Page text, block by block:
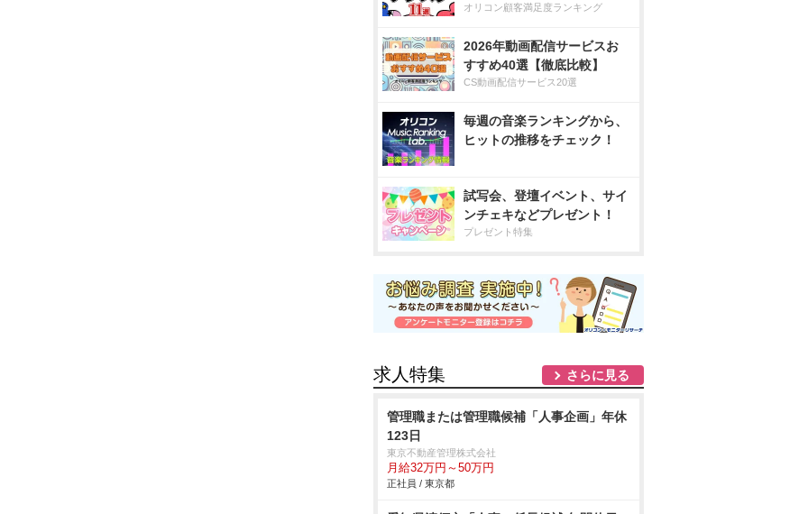
オリコン顧客満足度ランキング
2026年動画配信サービスお
すすめ40選【徹底比較】
CS動画配信サービス20選
毎週の音楽ランキングから、
ヒットの推移をチェック！
試写会、登壇イベント、サイ
ンチェキなどプレゼント！
プレゼント特集
求人特集 さらに見る
管理職または管理職候補「人事企画」年休
123日
東京不動産管理株式会社
月給32万円～50万円
正社員 / 東京都